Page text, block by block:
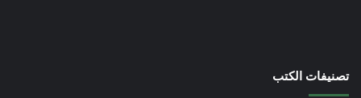
تصنيفات الكتب